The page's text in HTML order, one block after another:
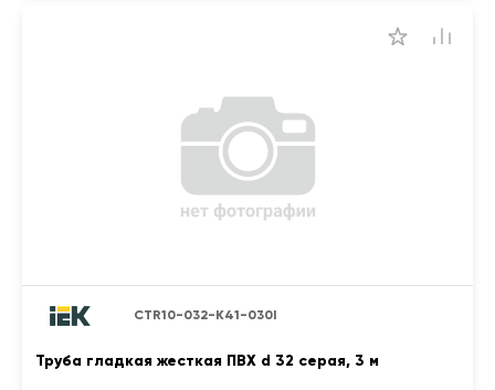
CTR10-032-K41-030I
Труба гладкая жесткая ПВХ d 32 серая, 3 м